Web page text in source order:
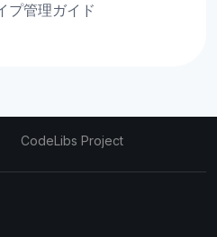
プ管理ガイド
CodeLibs Project